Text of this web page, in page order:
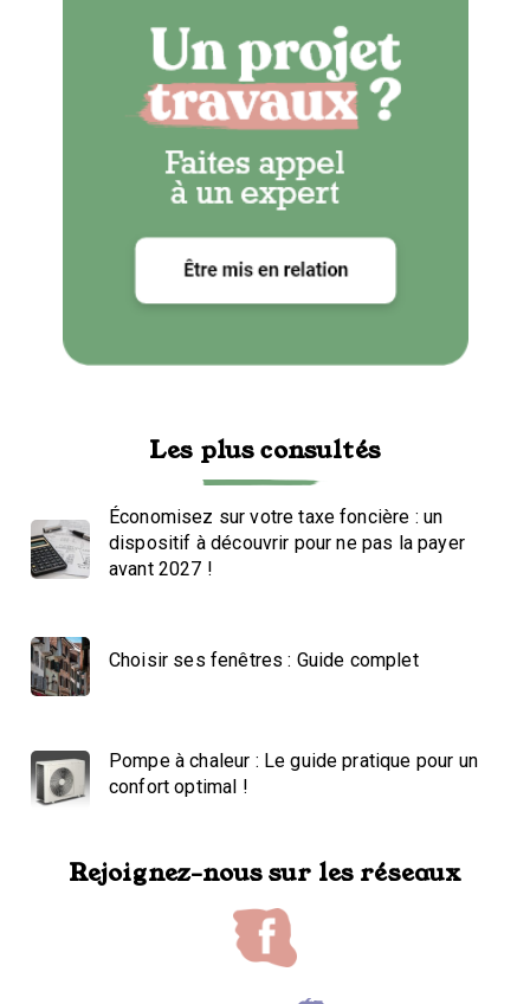
Les plus consultés
Économisez sur votre taxe foncière : un
dispositif à découvrir pour ne pas la payer
avant 2027 !
Choisir ses fenêtres : Guide complet
Pompe à chaleur : Le guide pratique pour un
confort optimal !
Rejoignez-nous sur les réseaux